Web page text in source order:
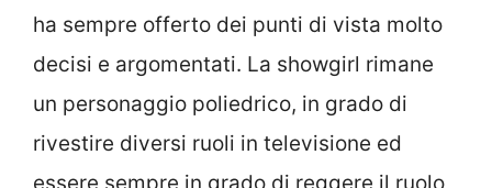
ha sempre offerto dei punti di vista molto
decisi e argomentati. La showgirl rimane
un personaggio poliedrico, in grado di
rivestire diversi ruoli in televisione ed